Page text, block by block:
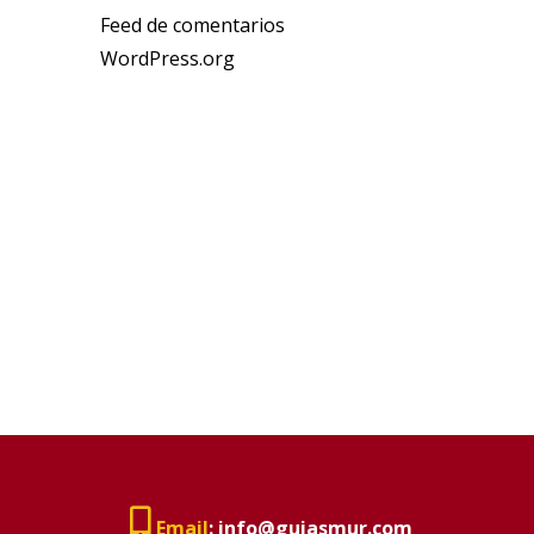
Feed de comentarios
WordPress.org
Email: info@guiasmur.com